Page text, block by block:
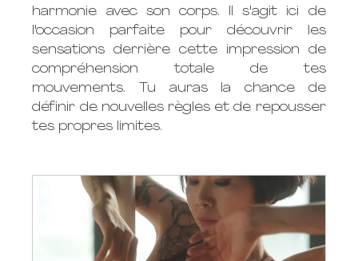
harmonie avec son corps. Il s'agit ici de
l'occasion parfaite pour découvrir les
sensations derrière cette impression de
compréhension totale de tes
mouvements. Tu auras la chance de
définir de nouvelles règles et de repousser
tes propres limites.